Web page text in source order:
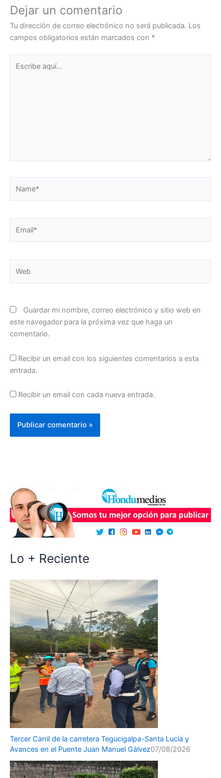
Dejar un comentario
Tu dirección de correo electrónico no será publicada. Los
campos obligatorios están marcados con *
aquí...
Guardar mi nombre, correo electrónico y sitio web en
este navegador para la próxima vez que haga un
comentario.
Recibir un email con los siguientes comentarios a esta
entrada.
Recibir un email con cada nueva entrada.
Lo + Reciente
Tercer Carril de la carretera Tegucigalpa-Santa Lucía y
Avances en el Puente Juan Manuel Gálvez07/08/2026